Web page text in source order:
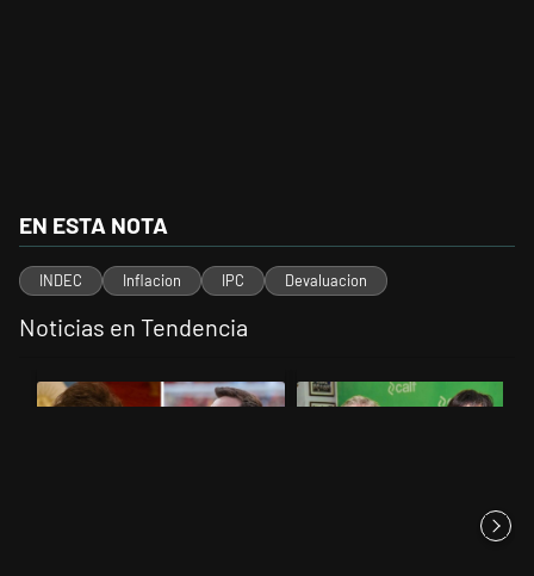
EN ESTA NOTA
INDEC Inflacion IPC Devaluacion
Noticias en Tendencia
Un artículo de tendencia con el título "Milei despidió a Jorge Messi
Un artículo de tendencia con el